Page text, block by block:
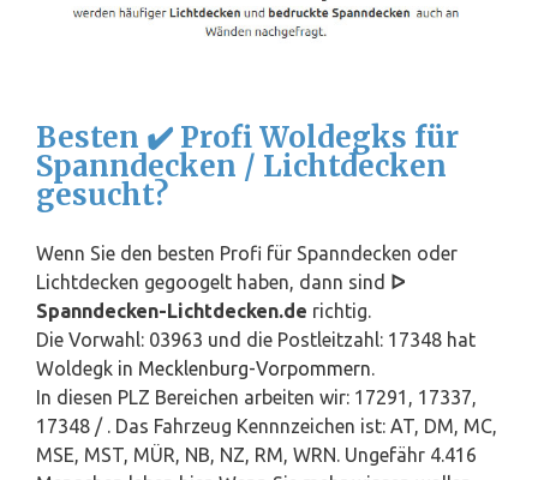
Besten ✔️ Profi Woldegks für
Spanndecken / Lichtdecken
gesucht?
Wenn Sie den besten Profi für Spanndecken oder
Lichtdecken gegoogelt haben, dann sind ᐅ
Spanndecken-Lichtdecken.de richtig.
Die Vorwahl: 03963 und die Postleitzahl: 17348 hat
Woldegk in Mecklenburg-Vorpommern.
In diesen PLZ Bereichen arbeiten wir: 17291, 17337,
17348 / . Das Fahrzeug Kennnzeichen ist: AT, DM, MC,
MSE, MST, MÜR, NB, NZ, RM, WRN. Ungefähr 4.416